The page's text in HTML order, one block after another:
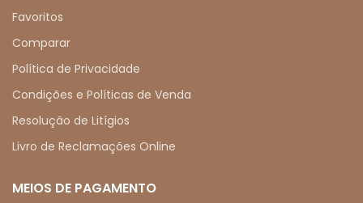
Favoritos
Comparar
Política de Privacidade
Condições e Políticas de Venda
Resolução de Litígios
Livro de Reclamações Online
MEIOS DE PAGAMENTO